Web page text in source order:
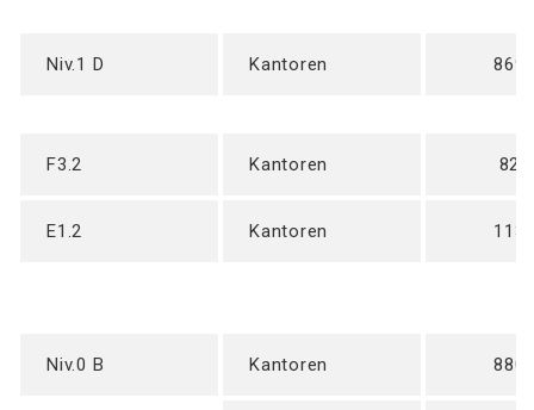
Niv.1 D Kantoren 869
F3.2 Kantoren 82
E1.2 Kantoren 113
Niv.0 B Kantoren 880